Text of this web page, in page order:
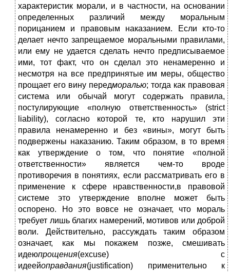
характеристик морали, и в частности, на основании
определенных различий между моральным
порицанием и правовым наказанием. Если кто-то
делает нечто запрещаемое моральными правилами,
или ему не удается сделать нечто предписываемое
ими, тот факт, что он сделал это ненамеренно и
несмотря на все предпринятые им меры, общество
прощает его вину передморалью; тогда как правовая
система или обычай могут содержать правила,
постулирующие «полную ответственность» (strict
liability), согласно которой те, кто нарушил эти
правила ненамеренно и без «вины», могут быть
подвержены наказанию. Таким образом, в то время
как утверждение о том, что понятие «полной
ответственности» является чем-то вроде
противоречия в понятиях, если рассматривать его в
применение к сфере нравственности,в правовой
системе это утверждение вполне может быть
оспорено. Но это вовсе не означает, что мораль
требует лишь благих намерений, мотивов или доброй
воли. Действительно, рассуждать таким образом
означает, как мы покажем позже, смешивать
идеюпрощения(excuse) с
идеейоправдания(justification) применительно к